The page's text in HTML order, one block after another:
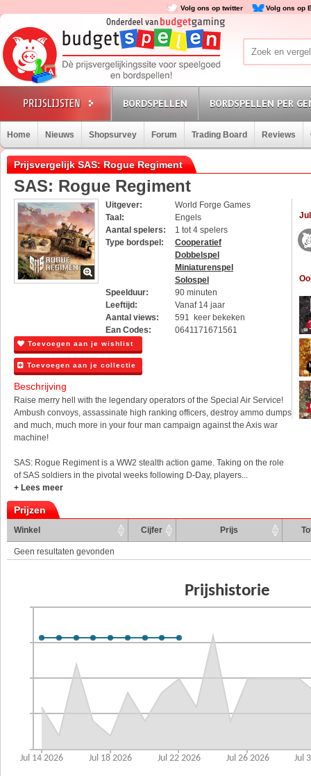
Volg ons op twitter Volg ons op
BORDSPELLEN BORDSPELLEN PER
Home Nieuws Shopsurvey Forum Trading Board Reviews
Prijsvergelijk SAS: Rogue Regiment
SAS: Rogue Regiment
Uitgever:
World Forge Games
Taal:
Engels
Aantal spelers:
1 tot 4 spelers
Type bordspel:
Cooperatief
Dobbelspel
Miniaturenspel
Solospel
Speelduur:
90 minuten
Leeftijd:
Vanaf 14 jaar
Aantal views:
591 keer bekeken
Ean Codes:
0641171671561
Toevoegen aan je wishlist
Toevoegen aan je collectie
Beschrijving
Raise merry hell with the legendary operators of the Special Air Service!
Ambush convoys, assassinate high ranking officers, destroy ammo dumps
and much, much more in your four man campaign against the Axis war
machine!
SAS: Rogue Regiment is a WW2 stealth action game. Taking on the role
of SAS soldiers in the pivotal weeks following D-Day, players...
+ Lees meer
Prijzen
Winkel Cijfer Prijs
Geen resultaten gevonden